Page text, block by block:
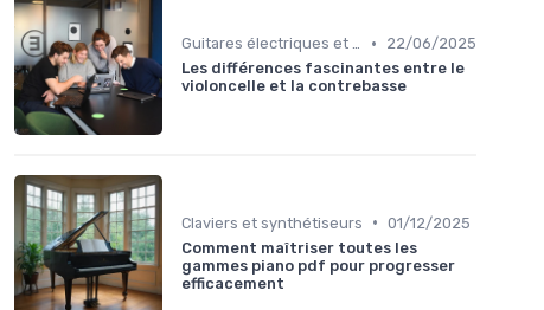
Guitares électriques et acoustiques •
22/06/2025
Les différences fascinantes entre le
violoncelle et la contrebasse
Claviers et synthétiseurs • 01/12/2025
Comment maîtriser toutes les
gammes piano pdf pour progresser
efficacement